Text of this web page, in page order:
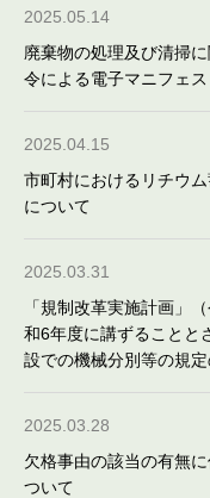
2025.05.14
廃棄物の処理及び清掃
令による電子マニフェ
2025.04.15
市町村におけるリチウ
について
2025.03.31
「規制改革実施計画」
和6年度に講ずることと
設での機械分別等の規
2025.03.28
欠格事由の該当の有無
ついて